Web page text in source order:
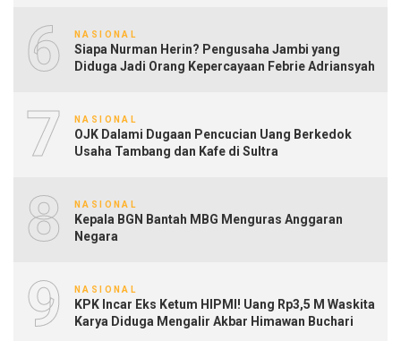
6
NASIONAL
Siapa Nurman Herin? Pengusaha Jambi yang
Diduga Jadi Orang Kepercayaan Febrie Adriansyah
7 NASIONAL
OJK Dalami Dugaan Pencucian Uang Berkedok
Usaha Tambang dan Kafe di Sultra
8 NASIONAL
Kepala BGN Bantah MBG Menguras Anggaran
Negara
9 NASIONAL
KPK Incar Eks Ketum HIPMI! Uang Rp3,5 M Waskita
Karya Diduga Mengalir Akbar Himawan Buchari